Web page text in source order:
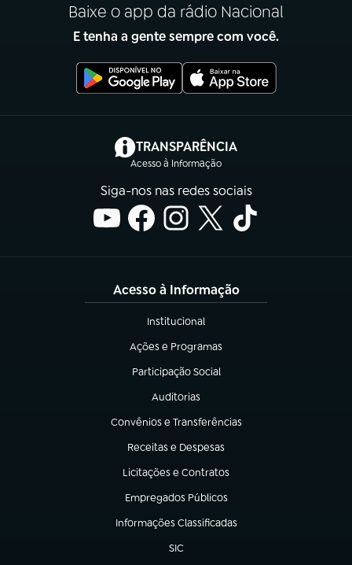
Baixe o app da rádio Nacional
E tenha a gente sempre com você.
TRANSPARÊNCIA
Acesso à Informação
(abre em nova aba)
Siga-nos nas redes sociais
Acesso à Informação
Institucional
(abre em nova aba)
Ações e Programas
(abre em nova aba)
Participação Social
(abre em nova aba)
Auditorias
(abre em nova aba)
Convênios e Transferências
(abre em nova aba)
Receitas e Despesas
(abre em nova aba)
Licitações e Contratos
(abre em nova aba)
Empregados Públicos
(abre em nova aba)
Informações Classificadas
(abre em nova aba)
SIC
(abre em nova aba)